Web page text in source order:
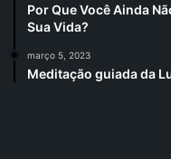
Por Que Você Ainda
Sua Vida?
março 5, 2023
Meditação guiada da